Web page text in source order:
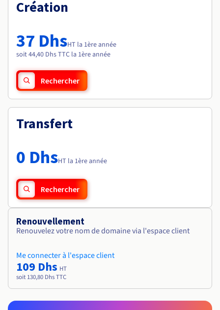
Tarifs
Roadmap & Changelog
Roadmap & Changelog
Création
37 DhsHT la 1ère année
soit 44,40 Dhs TTC la 1ère année
Rechercher
Transfert
0 DhsHT la 1ère année
Rechercher
Renouvellement
Renouvelez votre nom de domaine via l'espace client
Me connecter à l'espace client
109 Dhs HT
soit 130,80 Dhs TTC